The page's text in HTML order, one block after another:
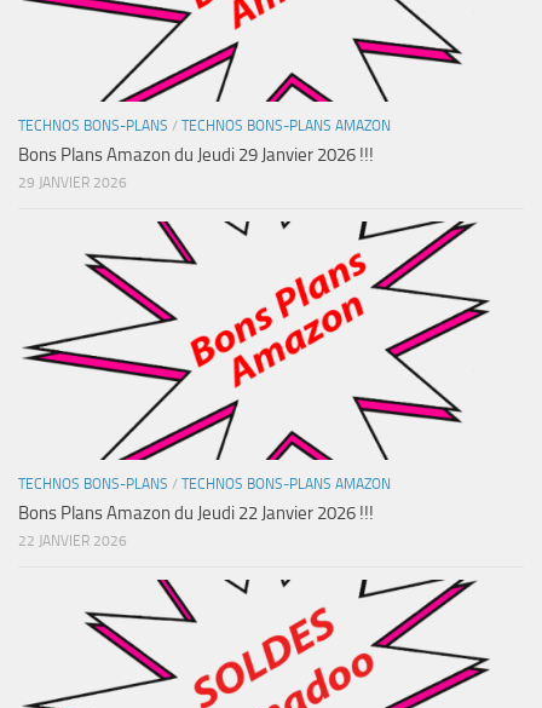
TECHNOS BONS-PLANS / TECHNOS BONS-PLANS AMAZON
Bons Plans Amazon du Jeudi 29 Janvier 2026 !!!
29 JANVIER 2026
TECHNOS BONS-PLANS / TECHNOS BONS-PLANS AMAZON
Bons Plans Amazon du Jeudi 22 Janvier 2026 !!!
22 JANVIER 2026